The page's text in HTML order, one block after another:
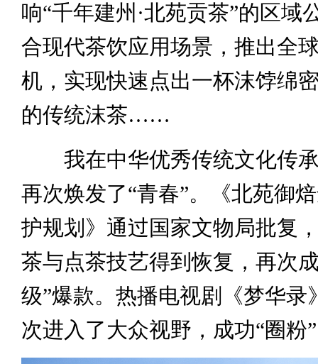
响“千年建州·北苑贡茶”的区域
合现代茶饮应用场景，推出全
机，实现快速点出一杯沫饽绵
的传统沫茶……
我在中华优秀传统文化传承
再次焕发了“青春”。《北苑御
护规划》通过国家文物局批复
茶与点茶技艺得到恢复，再次
级”爆款。热播电视剧《梦华录
次进入了大众视野，成功“圈粉